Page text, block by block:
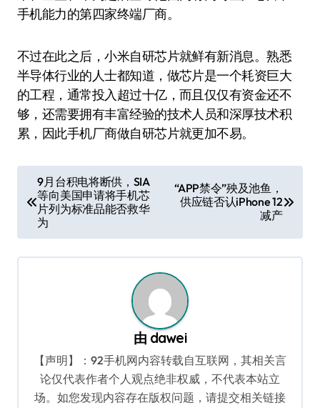
手机能力的第四家终端厂商。
不过在此之后，小米自研芯片就鲜有新消息。熟悉
半导体行业的人士都知道，做芯片是一个耗资巨大
的工程，通常投入超过十亿，而且仅仅有资金还不
够，还需要拥有丰富经验的技术人员和深厚技术积
累，因此手机厂商做自研芯片就更加不易。
章
9月台积电将断供，SIA
等向美国申请将手机芯
片列为标准品能否救华
为
“APP禁令”殃及池鱼，
供应链否认iPhone 12
减产
由 dawei
【声明】：92手机网内容转载自互联网，其相关言
论仅代表作者个人观点绝非权威，不代表本站立
场。如您发现内容存在版权问题，请提交相关链接